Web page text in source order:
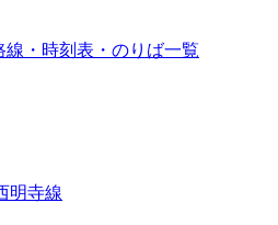
線・時刻表・のりば一覧
明寺線